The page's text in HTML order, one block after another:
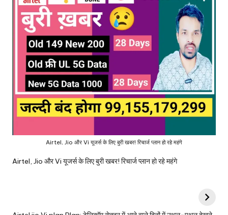
Airtel, Jio और Vi यूजर्स के लिए बुरी खबर! रिचार्ज प्लान हो रहे महंगे
Airtel, Jio और Vi यूजर्स के लिए बुरी खबर! रिचार्ज प्लान हो रहे महंगे